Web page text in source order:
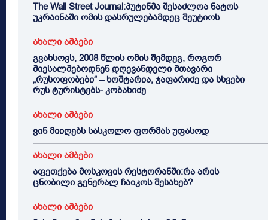
The Wall Street Journal:პუტინმა შესაძლოა ნატოს
უკრაინაში ომის დასრულებამდეც შეუტიოს
ახალი ამბები
გვახსოვს, 2008 წლის ომის შემდეგ, როგორ
მიესალმებოდნენ დღევანდელი მთავარი
„რუსოფობები“ – ხოშტარია, ჯაფარიძე და სხვები
რუს ტურისტებს- კობახიძე
ახალი ამბები
ვინ მიიღებს სასკოლო ფორმას უფასოდ
ახალი ამბები
აფეთქება მოსკოვის რესტორანში:რა არის
ცნობილი გენერალ ჩაიკოს შესახებ?
ახალი ამბები